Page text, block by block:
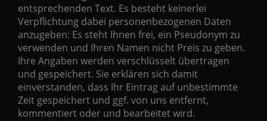
entsprechenden Text. Es besteht keinerlei
Verpflichtung dabei personenbezogenen Daten
anzugeben: Es steht Ihnen frei, ein Pseudonym zu
verwenden und Ihren Namen nicht Preis zu geben.
Ihre Angaben werden verschlüsselt übertragen
und gespeichert. Sie erklären sich damit
einverstanden, dass Ihr Eintrag auf unbestimmte
Zeit gespeichert und ggf. von uns entfernt,
kommentiert oder und bearbeitet wird.